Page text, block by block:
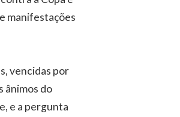
manifestações
vencidas por
ânimos do
e a pergunta